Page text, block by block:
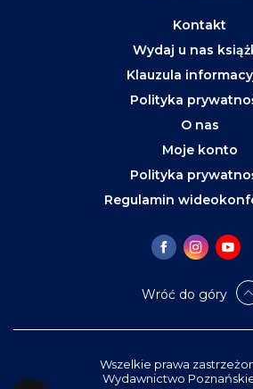
Kontakt
Wydaj u nas
Klauzula
Polityka
O nas
Moje konto
Polityka
Regulamin
Wróć do góry
Wszelkie prawa
Wydawnictwo Poznańskie